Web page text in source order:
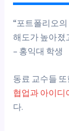
“포트폴리오
해도가 높아졌
– 홍익대 학생
동료 교수들
협업과 아이디
다.